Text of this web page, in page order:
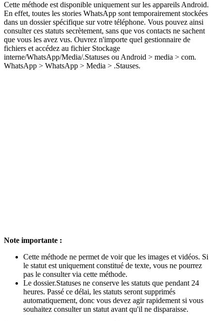
Cette méthode est disponible uniquement sur les appareils Android.
En effet, toutes les stories WhatsApp sont temporairement stockées
dans un dossier spécifique sur votre téléphone. Vous pouvez ainsi
consulter ces statuts secrètement, sans que vos contacts ne sachent
que vous les avez vus. Ouvrez n'importe quel gestionnaire de
fichiers et accédez au fichier Stockage
interne/WhatsApp/Media/.Statuses ou Android > media > com.
WhatsApp > WhatsApp > Media > .Stauses.
Note importante :
Cette méthode ne permet de voir que les images et vidéos. Si
le statut est uniquement constitué de texte, vous ne pourrez
pas le consulter via cette méthode.
Le dossier.Statuses ne conserve les statuts que pendant 24
heures. Passé ce délai, les statuts seront supprimés
automatiquement, donc vous devez agir rapidement si vous
souhaitez consulter un statut avant qu'il ne disparaisse.